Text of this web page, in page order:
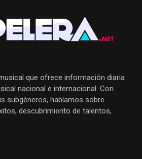
que ofrece información diaria
nacional e internacional. Con
subgéneros, hablamos sobre
descubrimiento de talentos,